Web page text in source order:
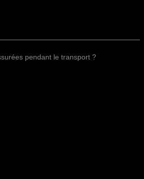
pendant le transport ?